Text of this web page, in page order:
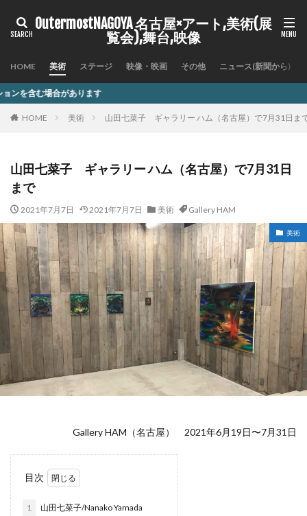
OutermostNAGOYA 名古屋×アート,美術(展
覧会),舞台,映像
HOME 美術 ステージ 映像・映画 その他 ニュース(新聞から)
HOME 美術 山田七菜子 ギャラリー ハム（名古屋）で7月31日ま
山田七菜子 ギャラリー ハム（名古屋）で7月31日
まで
2021年7月7日 2021年7月7日 美術 Gallery HAM
美術
Gallery HAM（名古屋） 2021年6月19日〜7月31日
目次
1 山田七菜子/Nanako Yamada